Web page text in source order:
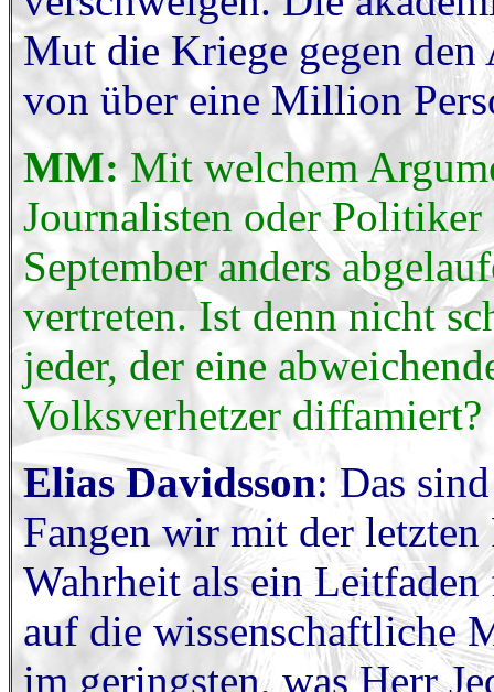
Mut die Kriege gegen
von über eine Million
MM:Mit welchem
Journalisten oder Politiker
September anders
vertreten. Ist denn nicht
jeder, der eine
Volksverhetzer diffamiert?
Elias Davidsson: Das
Fangen wir mit der letzten
Wahrheit als ein
auf die wissenschaftliche
im geringsten, was Herr